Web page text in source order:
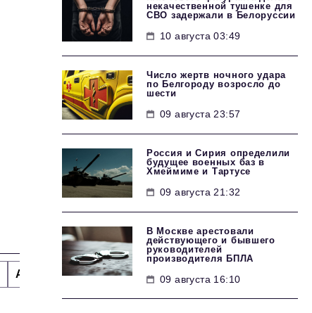
Альтернатива Стиль жизни Тема номера
некачественной тушенке для
СВО задержали в Белоруссии
10 августа 03:49
Число жертв ночного удара
по Белгороду возросло до
шести
09 августа 23:57
Россия и Сирия определили
будущее военных баз в
Хмеймиме и Тартусе
09 августа 21:32
В Москве арестовали
действующего и бывшего
руководителей
производителя БПЛА
09 августа 16:10